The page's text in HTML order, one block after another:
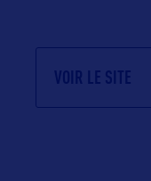
VOIR LE SITE